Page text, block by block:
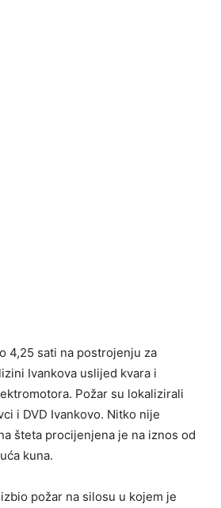
4,25 sati na postrojenju za
Ivankova uslijed kvara i
Požar su lokalizirali
i DVD Ivankovo. Nitko nije
šteta procijenjena je na iznos od
kuna.
požar na silosu u kojem je